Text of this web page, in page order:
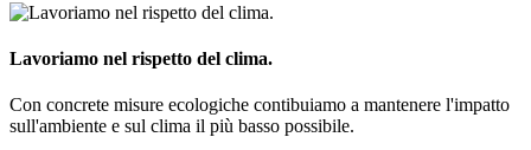
Lavoriamo nel rispetto del clima.
Con concrete misure ecologiche contibuiamo a mantenere l'impatto
sull'ambiente e sul clima il più basso possibile.